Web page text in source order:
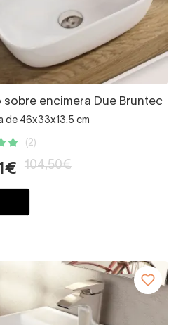
sobre encimera Due Bruntec
de 46x33x13.5 cm
(2)
104,50€